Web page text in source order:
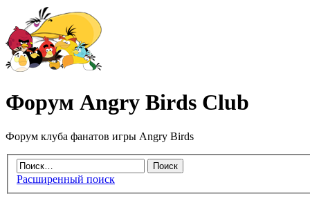
Форум Angry Birds Club
Форум клуба фанатов игры Angry Birds
Расширенный поиск